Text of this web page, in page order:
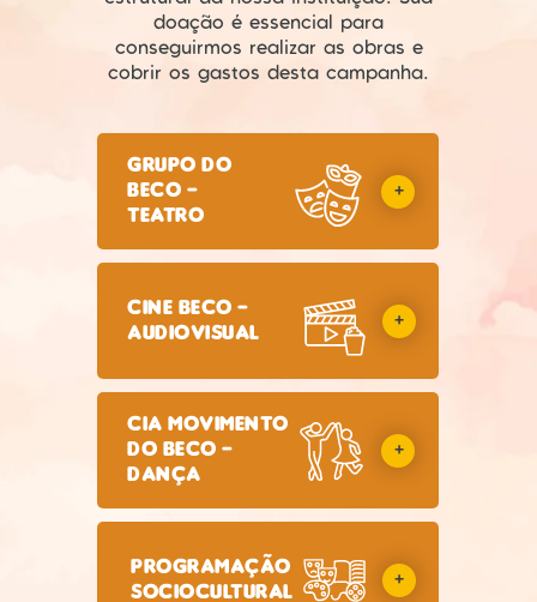
gRUPO DO
BECO -
TEATRO
+
Cia Movimento
do Beco -
DANÇA
+
Cine Beco -
AUDIOVISUAL
+
Programação
SOCIOCultural
+
doação é essencial para
conseguirmos realizar as obras e
cobrir os gastos desta campanha.